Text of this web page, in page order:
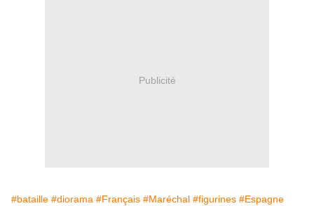
Publicité
#bataille #diorama #Français #Maréchal #figurines #Espagne